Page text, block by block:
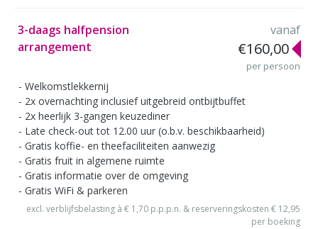
3-daags halfpension
arrangement
vanaf
€160,00
per persoon
Welkomstlekkernij
2x overnachting inclusief uitgebreid ontbijtbuffet
2x heerlijk 3-gangen keuzediner
Late check-out tot 12.00 uur (o.b.v. beschikbaarheid)
Gratis koffie- en theefaciliteiten aanwezig
Gratis fruit in algemene ruimte
Gratis informatie over de omgeving
Gratis WiFi & parkeren
excl. verblijfsbelasting à € 1,70 p.p.p.n. & reserveringskosten € 12,95
per boeking